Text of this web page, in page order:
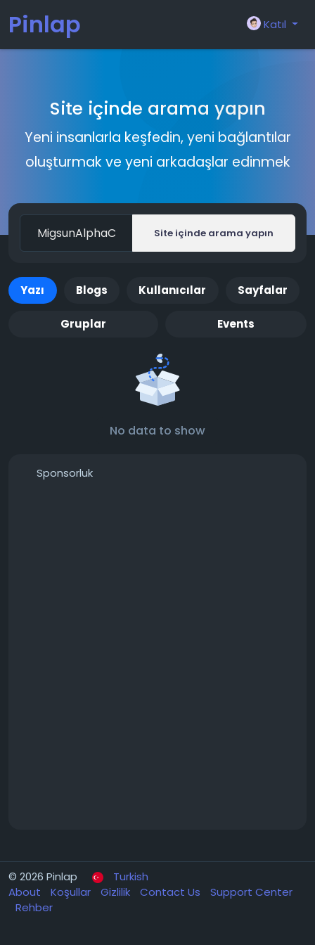
Pinlap Katıl
Site içinde arama yapın
Yeni insanlarla keşfedin, yeni bağlantılar
oluşturmak ve yeni arkadaşlar edinmek
Site içinde arama yapın
Yazı Blogs Kullanıcılar Sayfalar
Gruplar Events
No data to show
Sponsorluk
© 2026 Pinlap
Turkish
About
Koşullar Gizlilik Contact Us
Support Center
Rehber